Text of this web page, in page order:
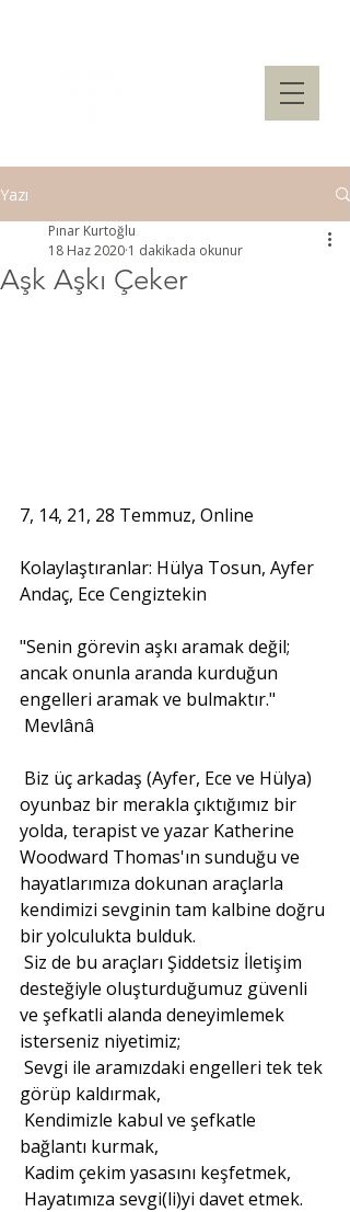
Yazı
Aşk Aşkı Çeker
Pınar Kurtoğlu
18 Haz 2020 1 dakikada okunur
7, 14, 21, 28 Temmuz, Online
Kolaylaştıranlar: Hülya Tosun, Ayfer
Andaç, Ece Cengiztekin
"Senin görevin aşkı aramak değil;
ancak onunla aranda kurduğun
engelleri aramak ve bulmaktır."
Mevlânâ
Biz üç arkadaş (Ayfer, Ece ve Hülya)
oyunbaz bir merakla çıktığımız bir
yolda, terapist ve yazar Katherine
Woodward Thomas'ın sunduğu ve
hayatlarımıza dokunan araçlarla
kendimizi sevginin tam kalbine doğru
bir yolculukta bulduk.
Siz de bu araçları Şiddetsiz İletişim
desteğiyle oluşturduğumuz güvenli
ve şefkatli alanda deneyimlemek
isterseniz niyetimiz;
Sevgi ile aramızdaki engelleri tek tek
görüp kaldırmak,
Kendimizle kabul ve şefkatle
bağlantı kurmak,
Kadim çekim yasasını keşfetmek,
Hayatımıza sevgi(li)yi davet etmek.